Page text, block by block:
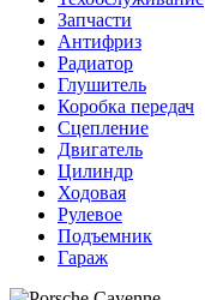
Запчасти
Антифриз
Радиатор
Глушитель
Коробка передач
Сцепление
Двигатель
Цилиндр
Ходовая
Рулевое
Подъемник
Гараж